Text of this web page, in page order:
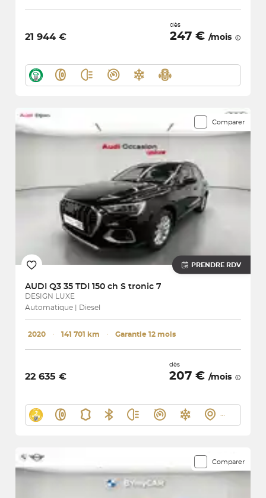
21 944 €
dès
247 € /mois
Comparer
PRENDRE RDV
AUDI Q3 35 TDI 150 ch S tronic 7
DESIGN LUXE
Automatique | Diesel
2020 ･ 141 701 km ･ Garantie 12 mois
22 635 €
dès
207 € /mois
Comparer